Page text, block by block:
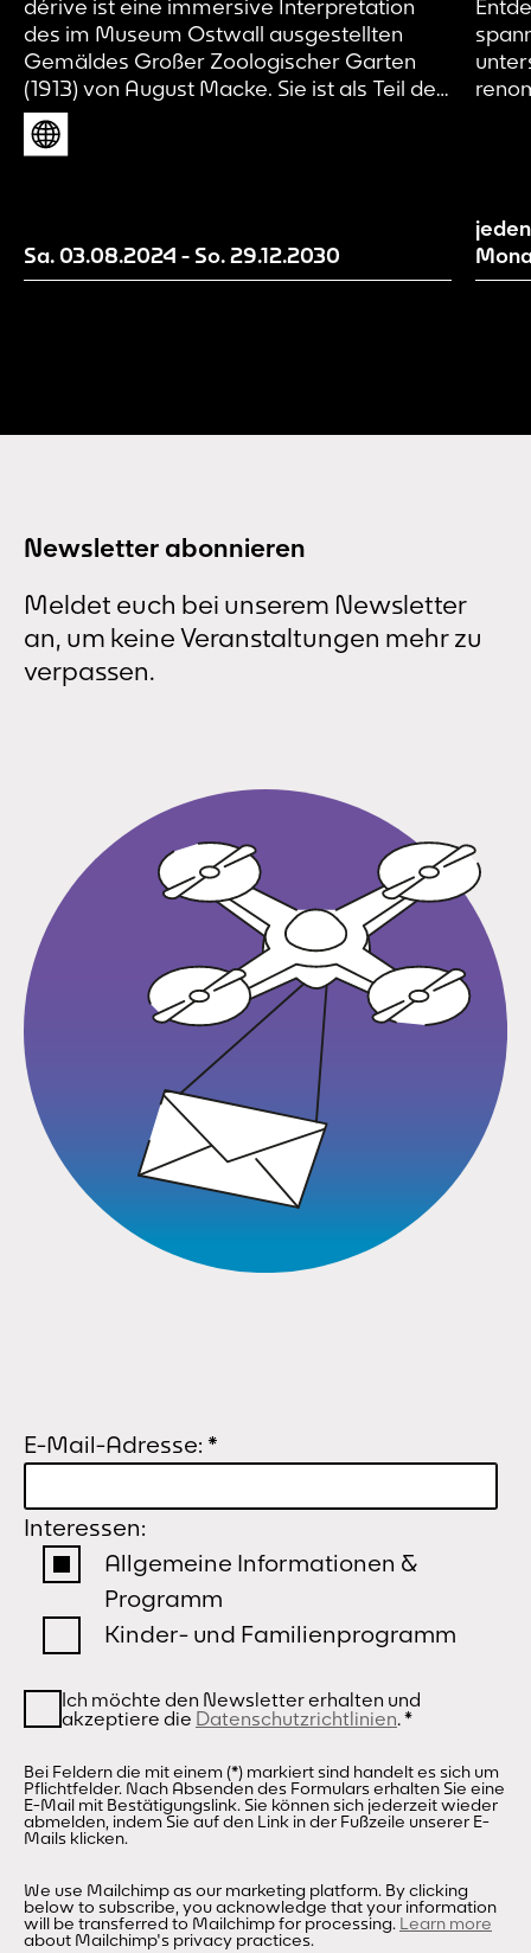
dérive ist eine immersive Interpretation
des im Museum Ostwall ausgestellten
Gemäldes Großer Zoologischer Garten
(1913) von August Macke. Sie ist als Teil des
künstlerischen Forschungsprojekts Page 21
und damit als Work in Progress zu
diese mit Hilfe von euch als
Besucher*innen weiter.
Sa. 03.08.2024 - So. 29.12.2030
Newsletter abonnieren
Meldet euch bei unserem Newsletter
an, um keine Veranstaltungen mehr zu
verpassen.
E-Mail-Adresse: *
Interessen:
Allgemeine Informationen &
Programm
Kinder- und Familienprogramm
Ich möchte den Newsletter erhalten und
akzeptiere die Datenschutzrichtlinien.*
Bei Feldern die mit einem (*) markiert sind handelt es sich um
Pflichtfelder. Nach Absenden des Formulars erhalten Sie eine
E-Mail mit Bestätigungslink. Sie können sich jederzeit wieder
abmelden, indem Sie auf den Link in der Fußzeile unserer E-
Mails klicken.
We use Mailchimp as our marketing platform. By clicking
below to subscribe, you acknowledge that your information
will be transferred to Mailchimp for processing. Learn more
about Mailchimp's privacy practices.